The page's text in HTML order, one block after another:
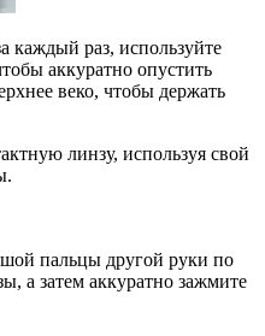
каждый раз, используйте
аккуратно опустить
веко, чтобы держать
линзу, используя свой
пальцы другой руки по
а затем аккуратно зажмите